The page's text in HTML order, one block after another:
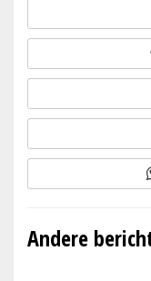
Andere